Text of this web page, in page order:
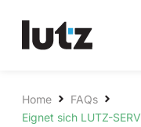
Home
FAQs
Eignet sich LUTZ-